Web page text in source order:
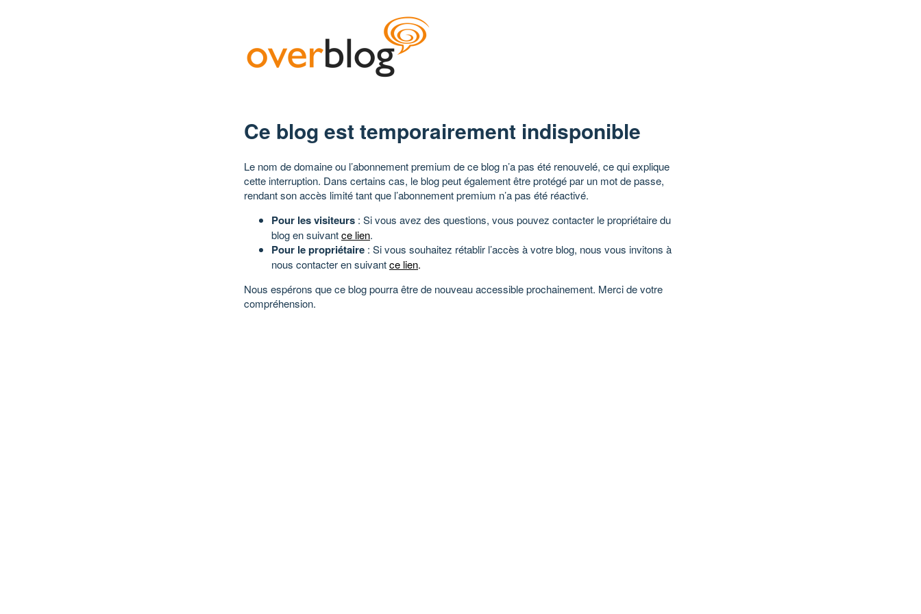
Ce blog est temporairement indisponible
Le nom de domaine ou l’abonnement premium de ce blog n’a pas été renouvelé, ce qui explique
cette interruption. Dans certains cas, le blog peut également être protégé par un mot de passe,
rendant son accès limité tant que l’abonnement premium n’a pas été réactivé.
Pour les visiteurs : Si vous avez des questions, vous pouvez contacter le propriétaire du
blog en suivantce lien.
Pour le propriétaire : Si vous souhaitez rétablir l’accès à votre blog, nous vous invitons à
nous contacter en suivantce lien.
Nous espérons que ce blog pourra être de nouveau accessible prochainement. Merci de votre
compréhension.